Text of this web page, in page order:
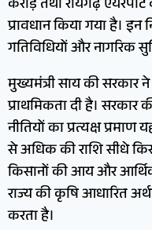
करोड़ तथा रायगढ़
प्रावधान किया गया है। इन
गतिविधियों और नागरिक
मुख्यमंत्री साय की सरकार
प्राथमिकता दी है।
नीतियों का प्रत्यक्ष
से अधिक की राशि सीधे
किसानों की आय और
राज्य की कृषि आधारित
करता है।